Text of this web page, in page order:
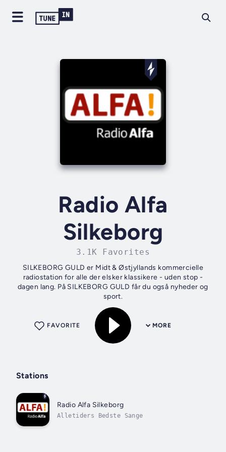
Radio Alfa
Silkeborg
3.1K Favorites
SILKEBORG GULD er Midt & Østjyllands kommercielle
radiostation for alle der elsker klassikere - uden stop -
dagen lang. På SILKEBORG GULD får du også nyheder og
sport.
MORE
FAVORITE
Stations
Radio Alfa Silkeborg
Alletiders Bedste Sange